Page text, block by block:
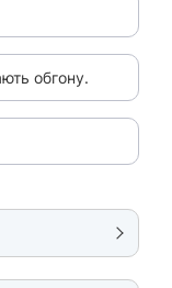
обгону.